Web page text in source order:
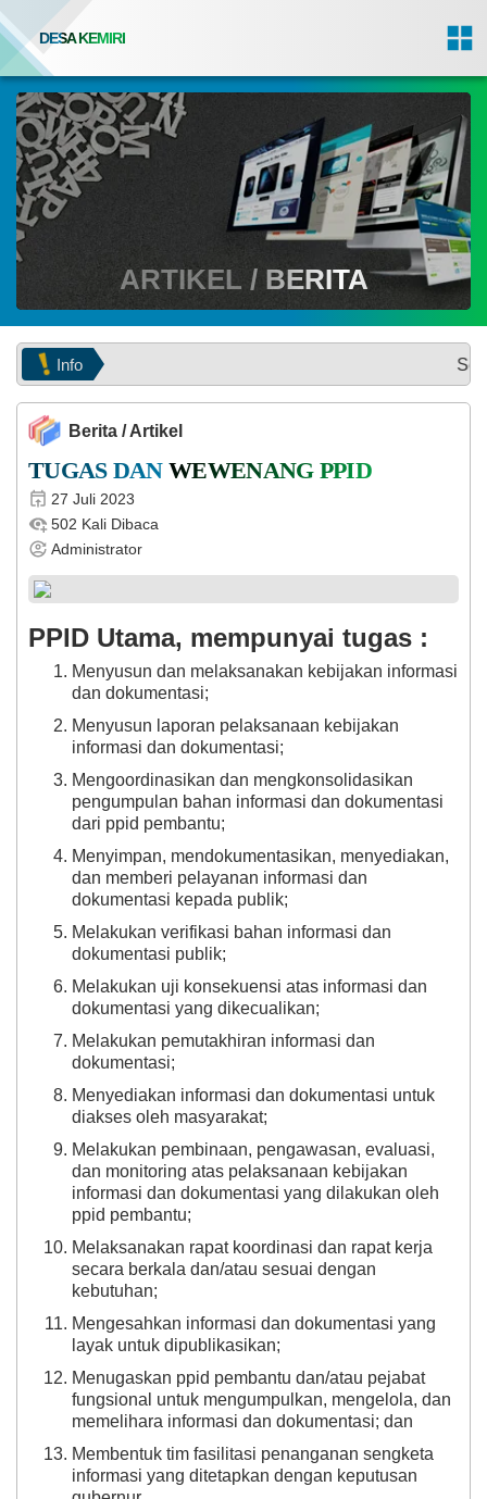
DESA KEMIRI
ARTIKEL / BERITA
Info Selamat datang
Berita / Artikel
TUGAS DAN WEWENANG PPID
27 Juli 2023
502 Kali Dibaca
Administrator
PPID Utama, mempunyai tugas :
Menyusun dan melaksanakan kebijakan informasi
dan dokumentasi;
Menyusun laporan pelaksanaan kebijakan
informasi dan dokumentasi;
Mengoordinasikan dan mengkonsolidasikan
pengumpulan bahan informasi dan dokumentasi
dari ppid pembantu;
Menyimpan, mendokumentasikan, menyediakan,
dan memberi pelayanan informasi dan
dokumentasi kepada publik;
Melakukan verifikasi bahan informasi dan
dokumentasi publik;
Melakukan uji konsekuensi atas informasi dan
dokumentasi yang dikecualikan;
Melakukan pemutakhiran informasi dan
dokumentasi;
Menyediakan informasi dan dokumentasi untuk
diakses oleh masyarakat;
Melakukan pembinaan, pengawasan, evaluasi,
dan monitoring atas pelaksanaan kebijakan
informasi dan dokumentasi yang dilakukan oleh
ppid pembantu;
Melaksanakan rapat koordinasi dan rapat kerja
secara berkala dan/atau sesuai dengan
kebutuhan;
Mengesahkan informasi dan dokumentasi yang
layak untuk dipublikasikan;
Menugaskan ppid pembantu dan/atau pejabat
fungsional untuk mengumpulkan, mengelola, dan
memelihara informasi dan dokumentasi; dan
Membentuk tim fasilitasi penanganan sengketa
informasi yang ditetapkan dengan keputusan